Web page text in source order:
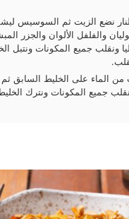
نضع الزيت ثم السوسيس
والفلفل الألوان والجزر
ونقلب جميع المكونات ونتبل
الماء على الخليط السابق
جميع المكونات ونترك